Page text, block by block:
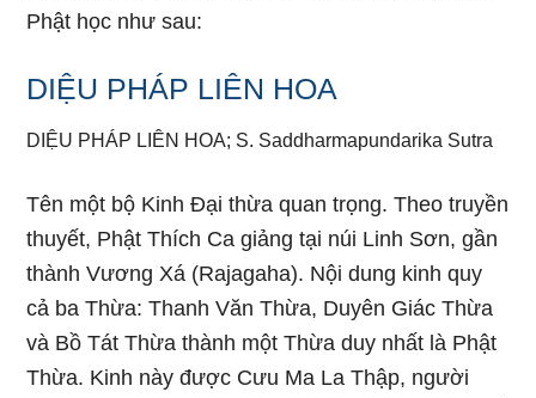
Phật học như sau:
DIỆU PHÁP LIÊN HOA
DIỆU PHÁP LIÊN HOA; S. Saddharmapundarika Sutra
Tên một bộ Kinh Đại thừa quan trọng. Theo truyền
thuyết, Phật Thích Ca giảng tại núi Linh Sơn, gần
thành Vương Xá (Rajagaha). Nội dung kinh quy
cả ba Thừa: Thanh Văn Thừa, Duyên Giác Thừa
và Bồ Tát Thừa thành một Thừa duy nhất là Phật
Thừa. Kinh này được Cưu Ma La Thập, người